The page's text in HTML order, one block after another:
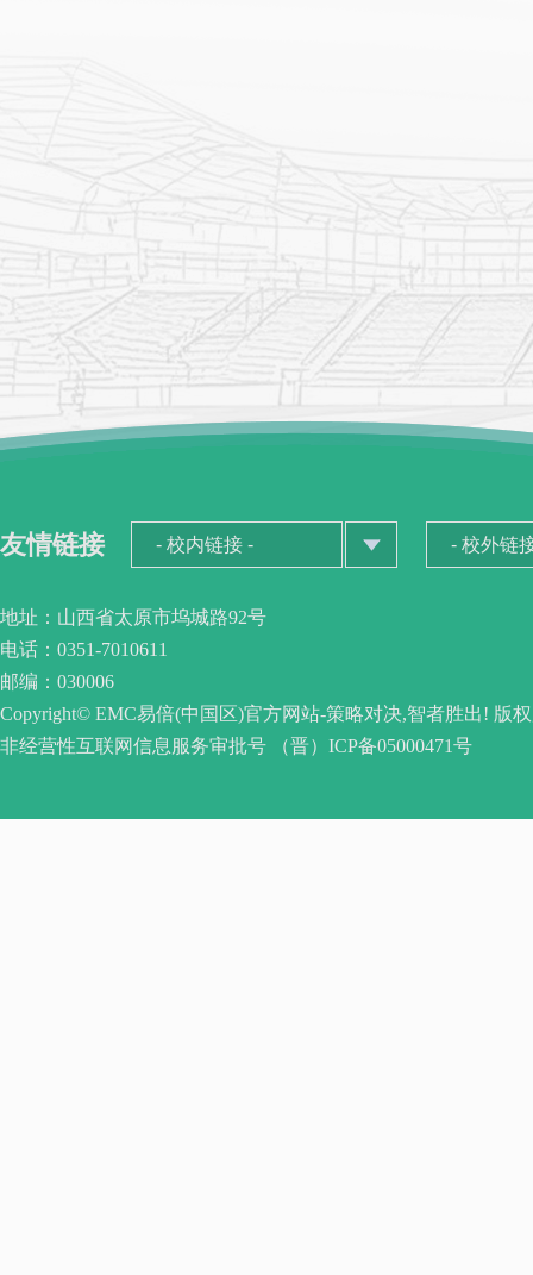
友情链接
地址：山西省太原市坞城路92号
电话：0351-7010611
邮编：030006
Copyright© EMC易倍(中国区)官方网站-策略对决,智者胜出! 版
非经营性互联网信息服务审批号 （晋）ICP备05000471号